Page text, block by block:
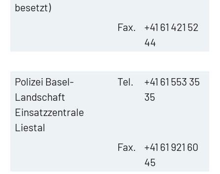
besetzt)
Fax.
+41 61 421 52
44
Polizei Basel-
Landschaft
Einsatzzentrale
Liestal
Tel.
+41 61 553 35
35
Fax.
+41 61 921 60
45